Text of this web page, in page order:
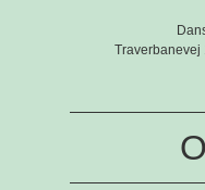
Traverbanevej